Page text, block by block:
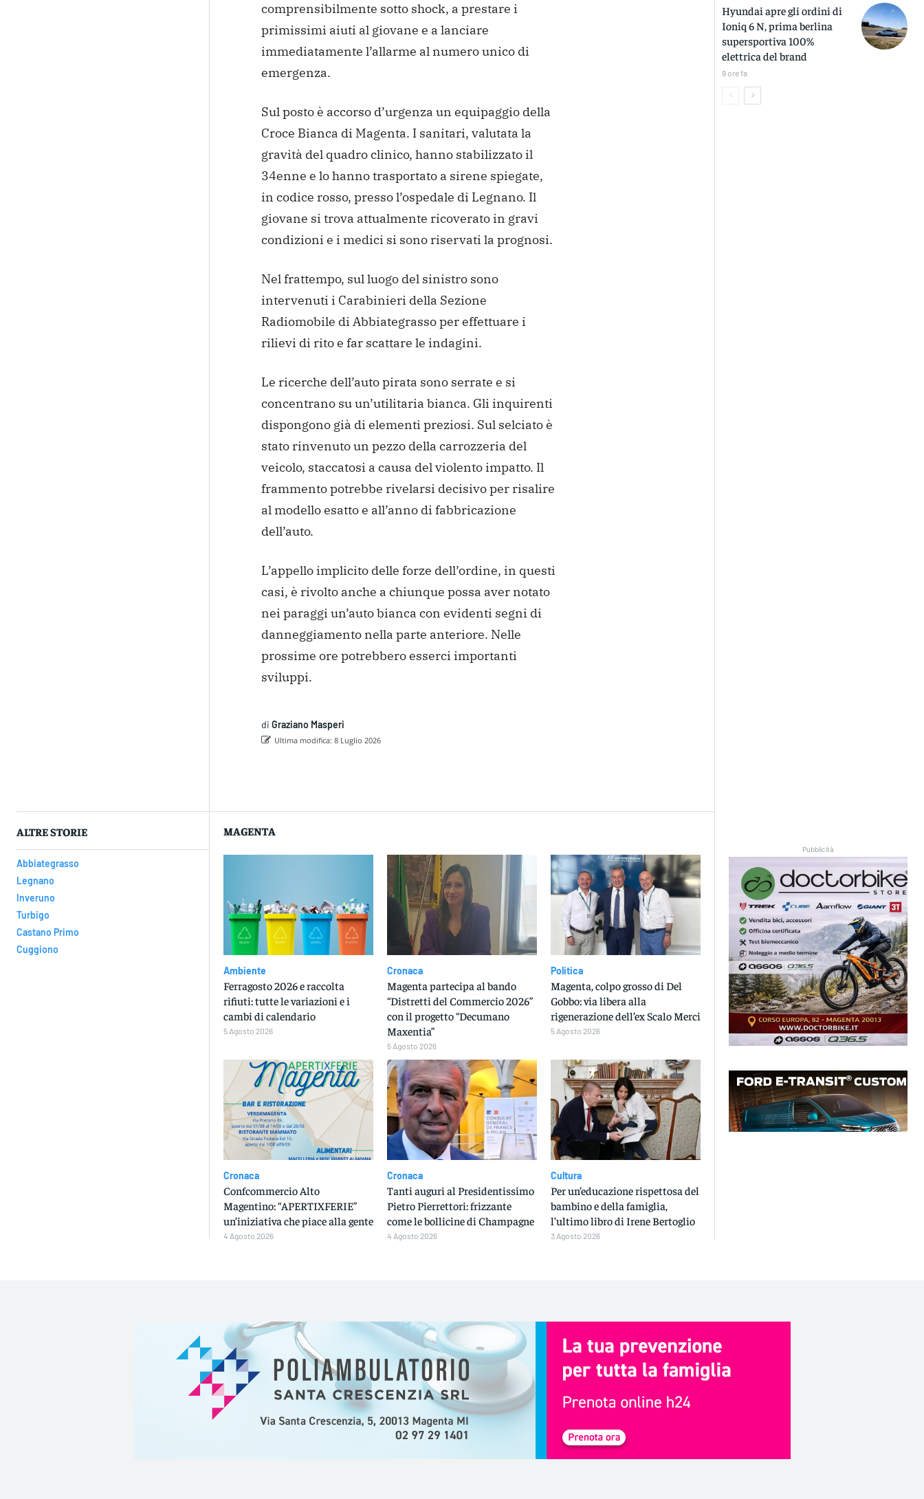
comprensibilmente sotto shock, a prestare i
primissimi aiuti al giovane e a lanciare
immediatamente l’allarme al numero unico di
emergenza.
Sul posto è accorso d’urgenza un equipaggio della
Croce Bianca di Magenta. I sanitari, valutata la
gravità del quadro clinico, hanno stabilizzato il
34enne e lo hanno trasportato a sirene spiegate,
in codice rosso, presso l’ospedale di Legnano. Il
giovane si trova attualmente ricoverato in gravi
condizioni e i medici si sono riservati la prognosi.
Nel frattempo, sul luogo del sinistro sono
intervenuti i Carabinieri della Sezione
Radiomobile di Abbiategrasso per effettuare i
rilievi di rito e far scattare le indagini.
Le ricerche dell’auto pirata sono serrate e si
concentrano su un’utilitaria bianca. Gli inquirenti
dispongono già di elementi preziosi. Sul selciato è
stato rinvenuto un pezzo della carrozzeria del
veicolo, staccatosi a causa del violento impatto. Il
frammento potrebbe rivelarsi decisivo per risalire
al modello esatto e all’anno di fabbricazione
dell’auto.
L’appello implicito delle forze dell’ordine, in questi
casi, è rivolto anche a chiunque possa aver notato
nei paraggi un’auto bianca con evidenti segni di
danneggiamento nella parte anteriore. Nelle
prossime ore potrebbero esserci importanti
sviluppi.
di Graziano Masperi
Ultima modifica: 8 Luglio 2026
Hyundai apre gli ordini di
Ioniq 6 N, prima berlina
supersportiva 100%
elettrica del brand
9 ore fa
ALTRE STORIE
Abbiategrasso
Legnano
Inveruno
Turbigo
Castano Primo
Cuggiono
MAGENTA
Ambiente
Ferragosto 2026 e raccolta
rifiuti: tutte le variazioni e i
cambi di calendario
5 Agosto 2026
Cronaca
Magenta partecipa al bando
“Distretti del Commercio 2026”
con il progetto “Decumano
Maxentia”
5 Agosto 2026
Politica
Magenta, colpo grosso di Del
Gobbo: via libera alla
rigenerazione dell’ex Scalo Merci
5 Agosto 2026
Cronaca
Confcommercio Alto
Magentino: “APERTIXFERIE”
un’iniziativa che piace alla gente
4 Agosto 2026
Cronaca
Tanti auguri al Presidentissimo
Pietro Pierrettori: frizzante
come le bollicine di Champagne
4 Agosto 2026
Cultura
Per un’educazione rispettosa del
bambino e della famiglia,
l’ultimo libro di Irene Bertoglio
3 Agosto 2026
Pubblicità